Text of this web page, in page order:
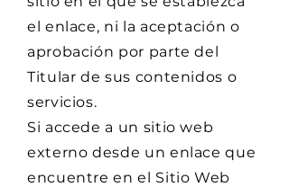
el enlace, ni la aceptación o
aprobación por parte del
Titular de sus contenidos o
servicios.
Si accede a un sitio web
externo desde un enlace que
encuentre en el Sitio Web